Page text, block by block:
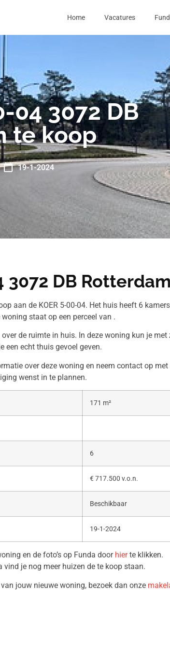
Home Vacatures
04 3072 DB
te koop
19-1-2024
3072 DB
aan de KOER 5-00-04. Het huis heeft 6
staat op een perceel van .
de ruimte in huis. In deze woning kun je met
een echt thuis gevoel geven.
over deze woning en neem contact op
wenst in te plannen.
171 m²
6
€ 717.500 v.o.n.
Beschikbaar
19-1-2024
en de foto’s op Funda door hierte klikken.
vind je nog meer huizen de te koop staan.
jouw nieuwe woning, bezoek dan onze